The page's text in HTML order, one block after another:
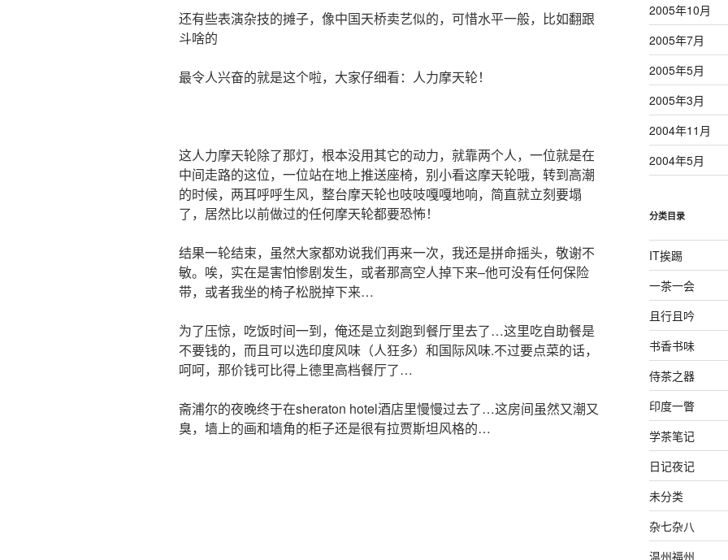
还有些表演杂技的摊子，像中国天桥卖艺似的，可惜水平一般，比如翻跟
斗啥的
最令人兴奋的就是这个啦，大家仔细看：人力摩天轮！
这人力摩天轮除了那灯，根本没用其它的动力，就靠两个人，一位就是在
中间走路的这位，一位站在地上推送座椅，别小看这摩天轮哦，转到高潮
的时候，两耳呼呼生风，整台摩天轮也吱吱嘎嘎地响，简直就立刻要塌
了，居然比以前做过的任何摩天轮都要恐怖！
结果一轮结束，虽然大家都劝说我们再来一次，我还是拼命摇头，敬谢不
敏。唉，实在是害怕惨剧发生，或者那高空人掉下来–他可没有任何保险
带，或者我坐的椅子松脱掉下来…
为了压惊，吃饭时间一到，俺还是立刻跑到餐厅里去了…这里吃自助餐是
不要钱的，而且可以选印度风味（人狂多）和国际风味.不过要点菜的话，
呵呵，那价钱可比得上德里高档餐厅了…
斋浦尔的夜晚终于在sheraton hotel酒店里慢慢过去了…这房间虽然又潮又
臭，墙上的画和墙角的柜子还是很有拉贾斯坦风格的…
2005年10月
2005年7月
2005年5月
2005年3月
2004年11月
2004年5月
分类目录
IT挨踢
一茶一会
且行且吟
书香书味
侍茶之器
印度一瞥
学茶笔记
日记夜记
未分类
杂七杂八
温州福州